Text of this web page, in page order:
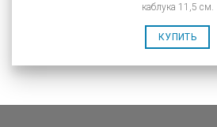
каблука 11,5 см.
КУПИТЬ